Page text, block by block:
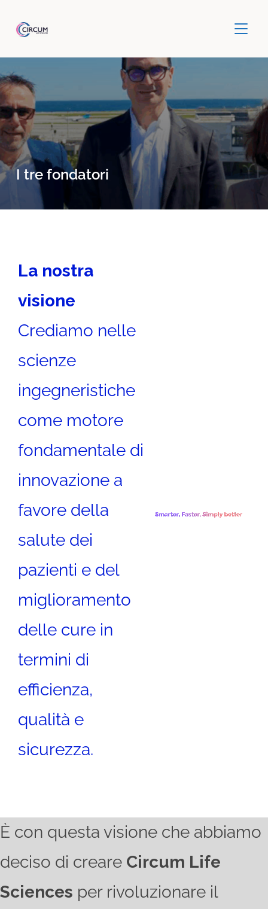
APRI/
I tre fondatori
La nostra
visione
Crediamo nelle
scienze
ingegneristiche
come motore
fondamentale di
innovazione a
favore della
salute dei
pazienti e del
miglioramento
delle cure in
termini di
efficienza,
qualità e
sicurezza.
È con questa visione che abbiamo
deciso di creare Circum Life
Sciences per rivoluzionare il